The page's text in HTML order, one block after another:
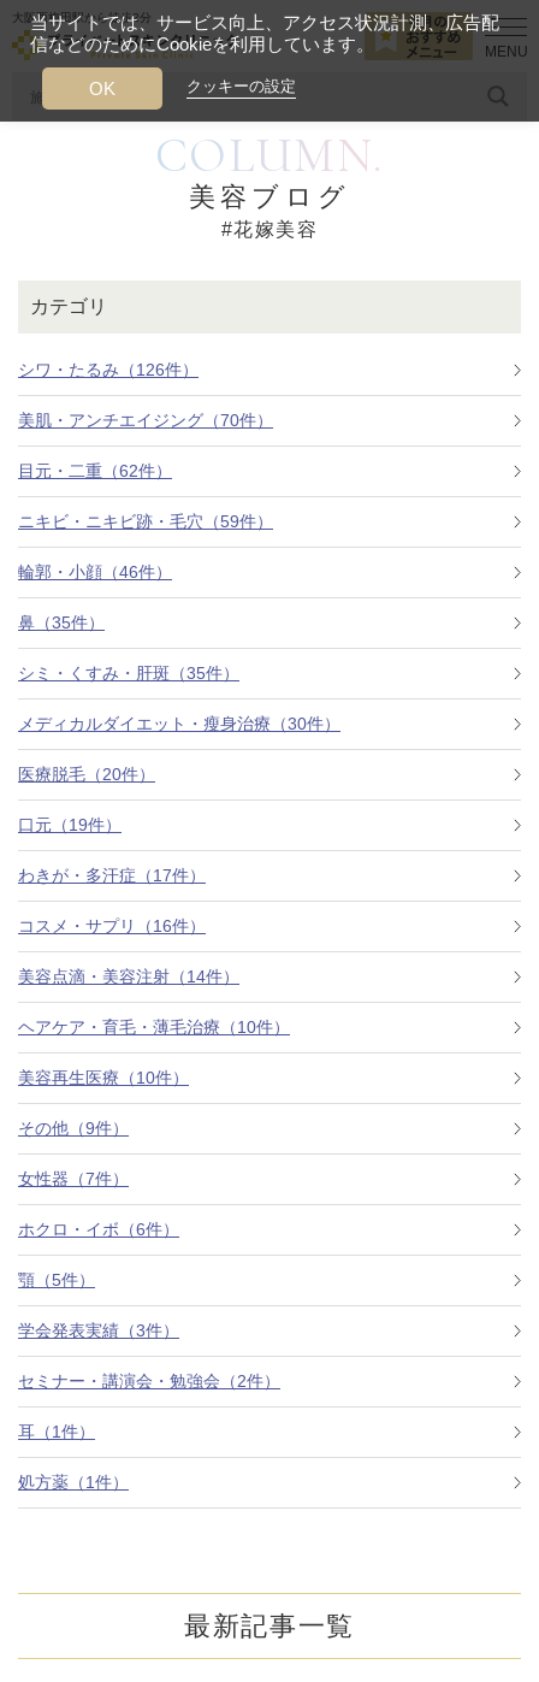
大阪西梅田駅から徒歩2分
糸リフト ヒアルロン酸
今月のおすすめメニュー
クリニックについて
料金一覧
施術症例
初めての方へ
お悩みで探す
医師紹介
アクセス
西梅田から徒歩2分
ついて
よくあるご質問
美容ブログ
花嫁美容
COLUMN.
美容ブログ
#花嫁美容
カテゴリ
シワ・たるみ（126件）
美肌・アンチエイジング（70件）
目元・二重（62件）
ニキビ・ニキビ跡・毛穴（59件）
輪郭・小顔（46件）
鼻（35件）
シミ・くすみ・肝斑（35件）
メディカルダイエット・瘦身治療（30件）
医療脱毛（20件）
口元（19件）
わきが・多汗症（17件）
コスメ・サプリ（16件）
美容点滴・美容注射（14件）
ヘアケア・育毛・薄毛治療（10件）
美容再生医療（10件）
その他（9件）
女性器（7件）
ホクロ・イボ（6件）
顎（5件）
学会発表実績（3件）
セミナー・講演会・勉強会（2件）
耳（1件）
処方薬（1件）
最新記事一覧
当サイトでは、サービス向上、アクセス状況計測、広告配
信などのためにCookieを利用しています。
クッキーの設定
OK